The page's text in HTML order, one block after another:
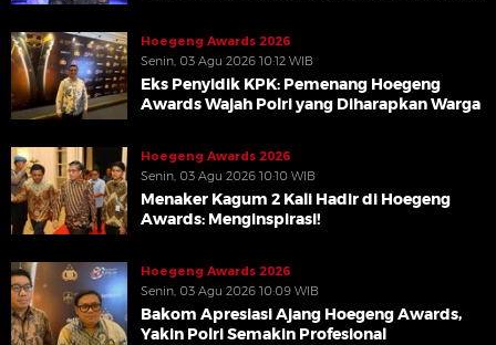
Hoegeng Awards 2026
Senin, 03 Agu 2026 10:12 WIB
Eks Penyidik KPK: Pemenang Hoegeng
Awards Wajah Polri yang Diharapkan Warga
Hoegeng Awards 2026
Senin, 03 Agu 2026 10:10 WIB
Menaker Kagum 2 Kali Hadir di Hoegeng
Awards: Menginspirasi!
Hoegeng Awards 2026
Senin, 03 Agu 2026 10:09 WIB
Bakom Apresiasi Ajang Hoegeng Awards,
Yakin Polri Semakin Profesional